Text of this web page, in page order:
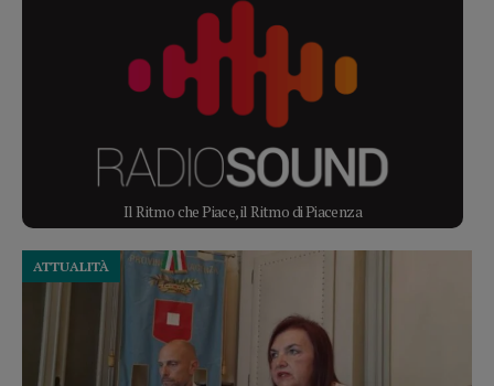
Il Ritmo che Piace, il Ritmo di Piacenza
ATTUALITÀ